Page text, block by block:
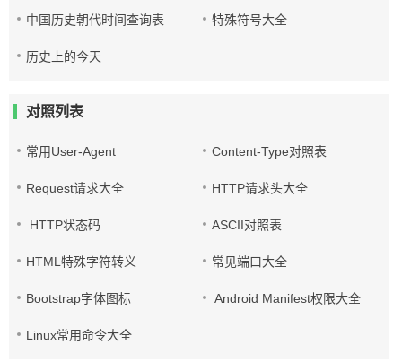
中国历史朝代时间查询表 特殊符号大全
历史上的今天
对照列表
常用User-Agent Content-Type对照表
Request请求大全 HTTP请求头大全
HTTP状态码 ASCII对照表
HTML特殊字符转义 常见端口大全
Bootstrap字体图标 Android Manifest权限大全
Linux常用命令大全